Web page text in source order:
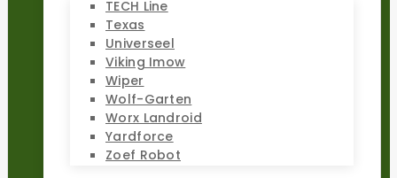
TECH Line
Texas
Universeel
Viking Imow
Wiper
Wolf-Garten
Worx Landroid
Yardforce
Zoef Robot